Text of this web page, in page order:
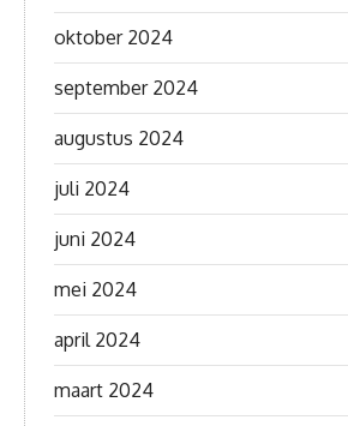
oktober 2024
september 2024
augustus 2024
juli 2024
juni 2024
mei 2024
april 2024
maart 2024